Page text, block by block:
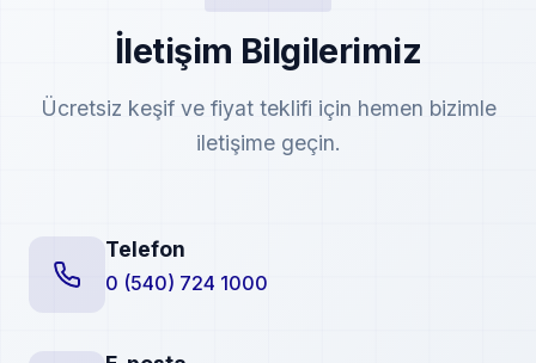
İletişim Bilgilerimiz
Ücretsiz keşif ve fiyat teklifi için hemen bizimle
iletişime geçin.
Telefon
0 (540) 724 1000